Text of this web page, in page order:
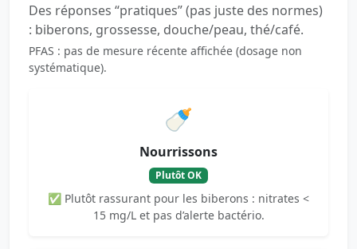
Des réponses “pratiques” (pas juste des normes)
: biberons, grossesse, douche/peau, thé/café.
PFAS : pas de mesure récente affichée (dosage non
systématique).
🍼
Nourrissons
Plutôt OK
✅ Plutôt rassurant pour les biberons : nitrates <
15 mg/L et pas d’alerte bactério.